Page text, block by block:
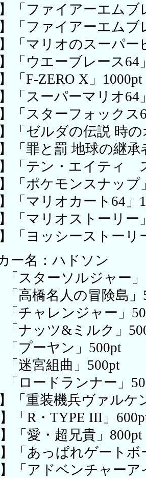
】「ファイアーエム
】「ファイアーエム
】「マリオのスーパ
】「ウエーブレース64
】「F-ZERO X」1000pt
】「スーパーマリオ64
】「スターフォックス
】「ゼルダの伝説 時
】「罪と罰 地球の継承
】「テン・エイティ
】「ポケモンスナップ
】「マリオカート64」
】「マリオストーリー
】「ヨッシーストーリ
ー名：ハドソン
「スターソルジャー
「高橋名人の冒険島」
「チャレンジャー」
「ナッツ&ミルク」
「プーヤン」500pt
「迷宮組曲」500pt
「ロードランナー」
】「重装機兵ヴァルケ
】「R・TYPE III」
】「愛・超兄貴」800pt
】「あっぱれゲート
】「アドベンチャー